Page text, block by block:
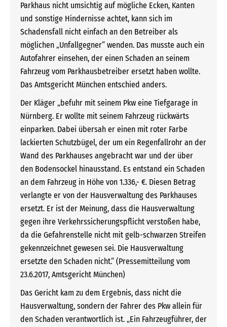
Parkhaus nicht umsichtig auf mögliche Ecken, Kanten
und sonstige Hindernisse achtet, kann sich im
Schadensfall nicht einfach an den Betreiber als
möglichen „Unfallgegner“ wenden. Das musste auch ein
Autofahrer einsehen, der einen Schaden an seinem
Fahrzeug vom Parkhausbetreiber ersetzt haben wollte.
Das Amtsgericht München entschied anders.
Der Kläger „befuhr mit seinem Pkw eine Tiefgarage in
Nürnberg. Er wollte mit seinem Fahrzeug rückwärts
einparken. Dabei übersah er einen mit roter Farbe
lackierten Schutzbügel, der um ein Regenfallrohr an der
Wand des Parkhauses angebracht war und der über
den Bodensockel hinausstand. Es entstand ein Schaden
an dem Fahrzeug in Höhe von 1.336,- €. Diesen Betrag
verlangte er von der Hausverwaltung des Parkhauses
ersetzt. Er ist der Meinung, dass die Hausverwaltung
gegen ihre Verkehrssicherungspflicht verstoßen habe,
da die Gefahrenstelle nicht mit gelb-schwarzen Streifen
gekennzeichnet gewesen sei. Die Hausverwaltung
ersetzte den Schaden nicht.“ (Pressemitteilung vom
23.6.2017, Amtsgericht München)
Das Gericht kam zu dem Ergebnis, dass nicht die
Hausverwaltung, sondern der Fahrer des Pkw allein für
den Schaden verantwortlich ist. „Ein Fahrzeugführer, der